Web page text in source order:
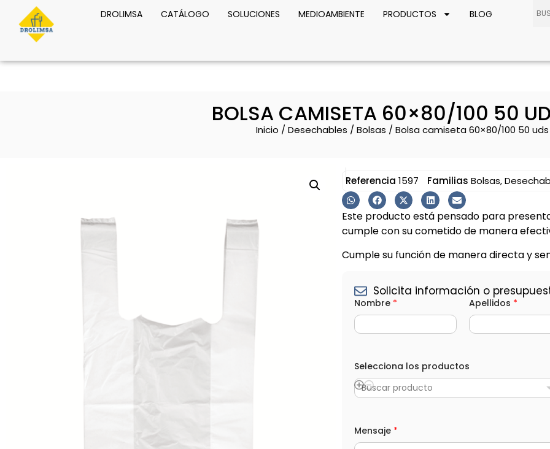
DROLIMSA CATÁLOGO SOLUCIONES MEDIOAMBIENTE PRODUCTOS BLOG
BOLSA CAMISETA 60×80/100 50
Inicio / Desechables / Bolsas / Bolsa camiseta 60×80/100 50 uds
Referencia 1597 Familias Bolsas,
Este producto está pensado para
cumple con su cometido de manera
Cumple su función de manera directa y
Solicita información o
Nombre * Apellidos *
r
r
e
o
m
b
Selecciona los productos
Buscar producto
Mensaje *